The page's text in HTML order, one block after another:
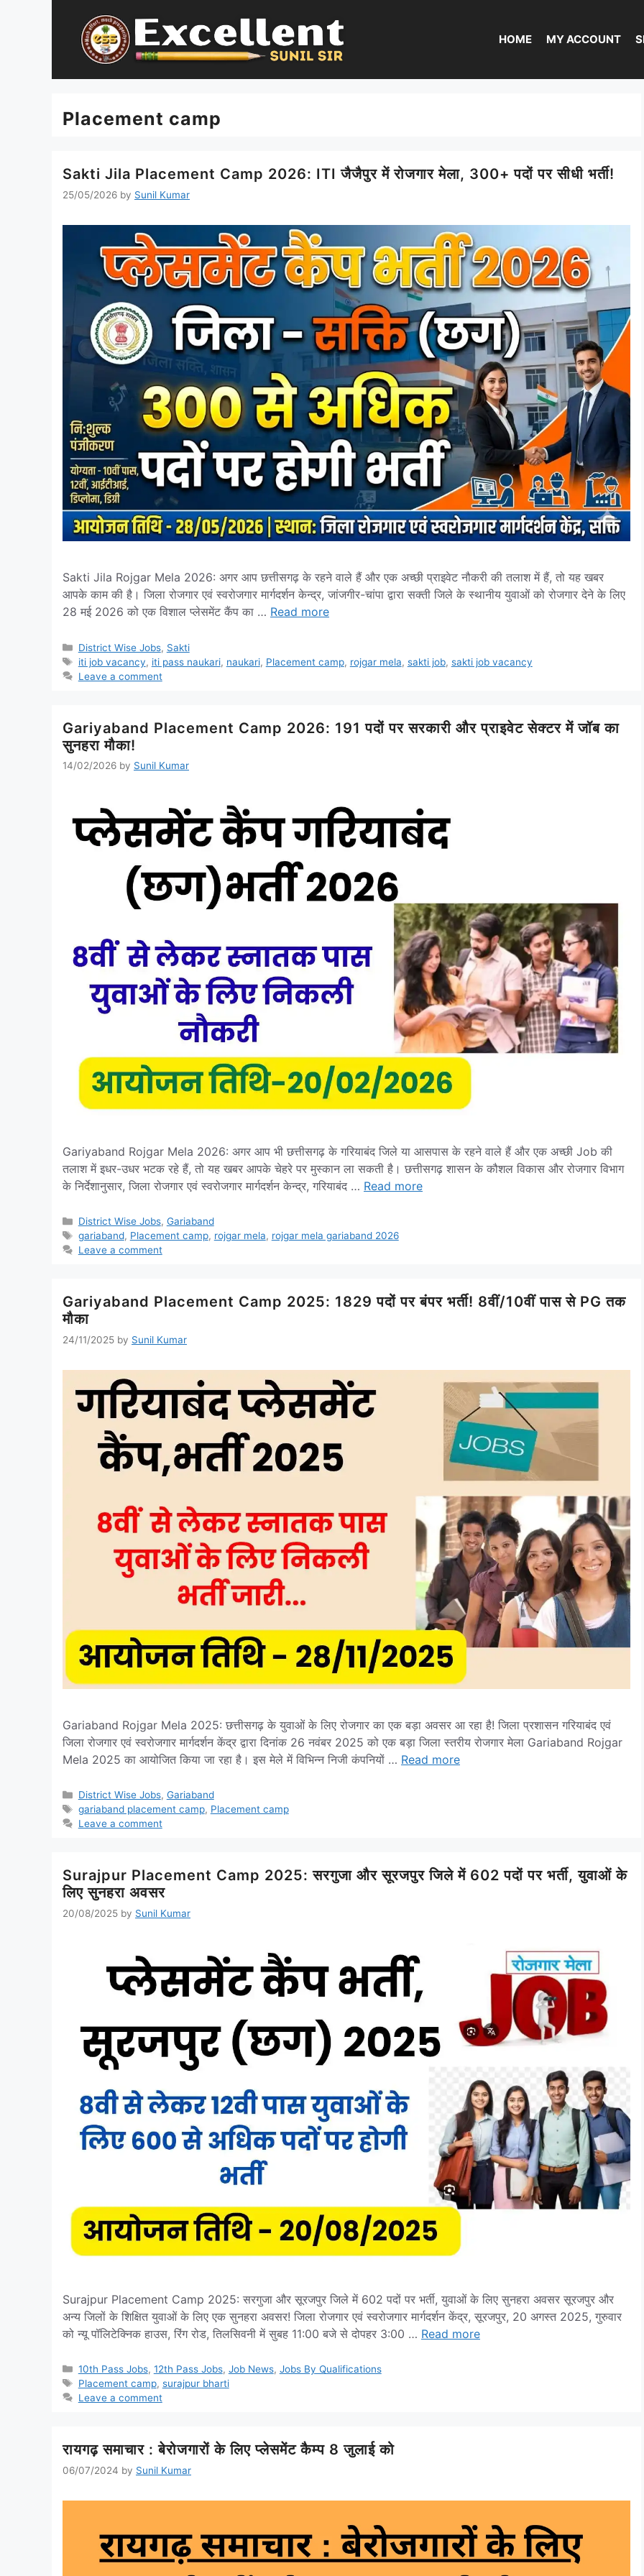
HOME MY ACCOUNT
Placement camp
Sakti Jila Placement Camp 2026: ITI जैजैपुर में रोजगार मेला, 300+ पदों पर सीधी भर्ती!
25/05/2026 by Sunil Kumar
Sakti Jila Rojgar Mela 2026: अगर आप छत्तीसगढ़ के रहने वाले हैं और एक अच्छी प्राइवेट नौकरी की तलाश में हैं, तो यह खबर
आपके काम की है। जिला रोजगार एवं स्वरोजगार मार्गदर्शन केन्द्र, जांजगीर-चांपा द्वारा सक्ती जिले के स्थानीय युवाओं को रोजगार देने के लिए
28 मई 2026 को एक विशाल प्लेसमेंट कैंप का … Read more
Categories
District Wise Jobs, Sakti
Tags
iti job vacancy, iti pass naukari, naukari, Placement camp, rojgar mela, sakti job, sakti job vacancy
Leave a comment
Gariyaband Placement Camp 2026: 191 पदों पर सरकारी और प्राइवेट सेक्टर में जॉब का
सुनहरा मौका!
14/02/2026 by Sunil Kumar
Gariyaband Rojgar Mela 2026: अगर आप भी छत्तीसगढ़ के गरियाबंद जिले या आसपास के रहने वाले हैं और एक अच्छी Job की
तलाश में इधर-उधर भटक रहे हैं, तो यह खबर आपके चेहरे पर मुस्कान ला सकती है। छत्तीसगढ़ शासन के कौशल विकास और रोजगार विभाग
के निर्देशानुसार, जिला रोजगार एवं स्वरोजगार मार्गदर्शन केन्द्र, गरियाबंद … Read more
Categories
District Wise Jobs, Gariaband
Tags
gariaband, Placement camp, rojgar mela, rojgar mela gariaband 2026
Leave a comment
Gariyaband Placement Camp 2025: 1829 पदों पर बंपर भर्ती! 8वीं/10वीं पास से PG तक
मौका
24/11/2025 by Sunil Kumar
Gariaband Rojgar Mela 2025: छत्तीसगढ़ के युवाओं के लिए रोजगार का एक बड़ा अवसर आ रहा है! जिला प्रशासन गरियाबंद एवं
जिला रोजगार एवं स्वरोजगार मार्गदर्शन केंद्र द्वारा दिनांक 26 नवंबर 2025 को एक बड़ा जिला स्तरीय रोजगार मेला Gariaband Rojgar
Mela 2025 का आयोजित किया जा रहा है। इस मेले में विभिन्न निजी कंपनियों … Read more
Categories
District Wise Jobs, Gariaband
Tags
gariaband placement camp, Placement camp
Leave a comment
Surajpur Placement Camp 2025: सरगुजा और सूरजपुर जिले में 602 पदों पर भर्ती, युवाओं के
लिए सुनहरा अवसर
20/08/2025 by Sunil Kumar
Surajpur Placement Camp 2025: सरगुजा और सूरजपुर जिले में 602 पदों पर भर्ती, युवाओं के लिए सुनहरा अवसर सूरजपुर और
अन्य जिलों के शिक्षित युवाओं के लिए एक सुनहरा अवसर! जिला रोजगार एवं स्वरोजगार मार्गदर्शन केंद्र, सूरजपुर, 20 अगस्त 2025, गुरुवार
को न्यू पॉलिटेक्निक हाउस, रिंग रोड, तिलसिवनी में सुबह 11:00 बजे से दोपहर 3:00 … Read more
Categories
10th Pass Jobs, 12th Pass Jobs, Job News, Jobs By Qualifications
Tags
Placement camp, surajpur bharti
Leave a comment
रायगढ़ समाचार : बेरोजगारों के लिए प्लेसमेंट कैम्प 8 जुलाई को
06/07/2024 by Sunil Kumar